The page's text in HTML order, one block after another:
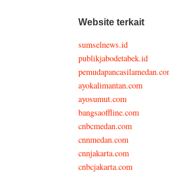
Website terkait
sumselnews.id
publikjabodetabek.id
ayokalimantan.com
ayosumut.com
bangsaoffline.com
cnbcmedan.com
cnnmedan.com
cnnjakarta.com
cnbcjakarta.com